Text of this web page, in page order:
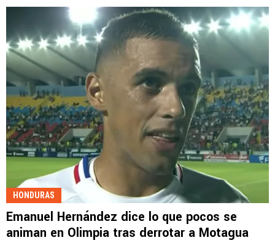
HONDURAS
Emanuel Hernández dice lo que pocos se
animan en Olimpia tras derrotar a Motagua